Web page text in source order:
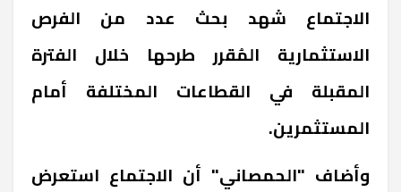
الاجتماع شهد بحث عدد من الفرص
الاستثمارية المُقرر طرحها خلال الفترة
المقبلة في القطاعات المختلفة أمام
المستثمرين.
وأضاف "الحمصاني" أن الاجتماع استعرض